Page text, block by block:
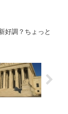
好調？ちょっと